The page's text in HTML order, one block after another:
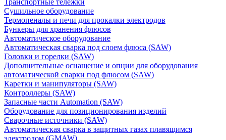
Транспортные тележки
Сушильное оборудование
Термопеналы и печи для прокалки электродов
Бункеры для хранения флюсов
Автоматическое оборудование
Автоматическая сварка под слоем флюса (SAW)
Головки и горелки (SAW)
Дополнительные оснащение и опции для оборудования
автоматической сварки под флюсом (SAW)
Каретки и манипуляторы (SAW)
Контроллеры (SAW)
Запасные части Automation (SAW)
Оборудование для позиционирования изделий
Сварочные источники (SAW)
Автоматическая сварка в защитных газах плавящимся
электродом (GMAW)